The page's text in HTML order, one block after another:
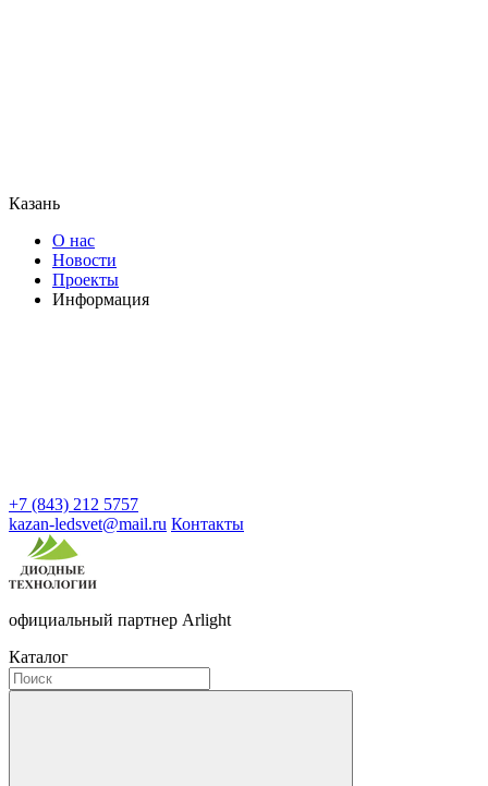
Казань
О нас
Новости
Проекты
Информация
+7 (843) 212 5757
kazan-ledsvet@mail.ru Контакты
официальный партнер Arlight
Каталог